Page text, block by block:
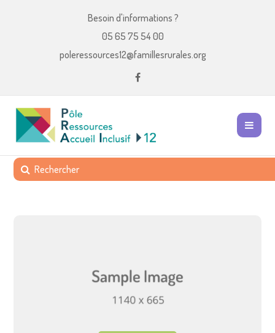
Besoin d'informations ?
05 65 75 54 00
poleressources12@famillesrurales.org